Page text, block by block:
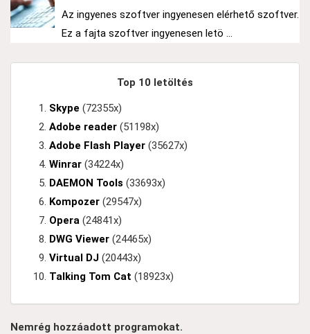
Az ingyenes szoftver ingyenesen elérhető szoftver.
Ez a fajta szoftver ingyenesen letö ...
Top 10 letöltés
Skype (72355x)
Adobe reader (51198x)
Adobe Flash Player (35627x)
Winrar (34224x)
DAEMON Tools (33693x)
Kompozer (29547x)
Opera (24841x)
DWG Viewer (24465x)
Virtual DJ (20443x)
Talking Tom Cat (18923x)
Nemrég hozzáadott programokat.